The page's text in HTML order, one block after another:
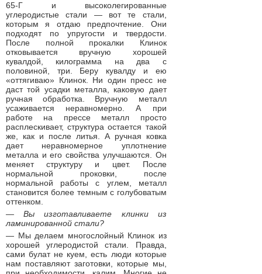
65-Г и высоколегированные
углеродистые стали — вот те стали,
которым я отдаю предпочтение. Они
подходят по упругости и твердости.
После полной прокалки Клинок
отковывается вручную хорошей
кувалдой, килограмма на два с
половиной, три. Беру кувалду и ею
«оттягиваю» Клинок. Ни один пресс не
даст той усадки металла, каковую дает
ручная обработка. Вручную металл
усаживается неравномерно. А при
работе на прессе металл просто
расплескивает, структура остается такой
же, как и после литья. А ручная ковка
дает неравномерное уплотнение
металла и его свойства улучшаются. Он
меняет структуру и цвет. После
нормальной проковки, после
нормальной работы с углем, металл
становится более темным с голубоватым
оттенком.
— Вы изготавливаете клинки из
ламинированной стали?
— Мы делаем многослойный Клинок из
хорошей углеродистой стали. Правда,
сами булат не куем, есть люди которые
нам поставляют заготовки, которые мы,